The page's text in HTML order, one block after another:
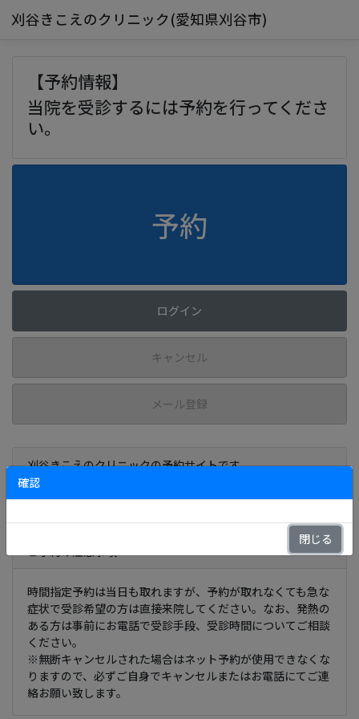
刈谷きこえのクリニック(愛知県刈谷市)
【予約情報】
当院を受診するには予約を行ってくださ
い。
予約
ログイン
キャンセル
メール登録
刈谷きこえのクリニックの予約サイトです
上の「予約」ボタンより予約を取ってください
時間指定予約は当日も取れますが、予約が取れなくても急な
症状で受診希望の方は直接来院してください。なお、発熱の
ある方は事前にお電話で受診手段、受診時間についてご相談
ください。
※無断キャンセルされた場合はネット予約が使用できなくな
りますので、必ずご自身でキャンセルまたはお電話にてご連
絡お願い致します。
確認
閉じる